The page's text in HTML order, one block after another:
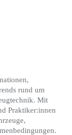
rund um
Mit
Praktiker:innen